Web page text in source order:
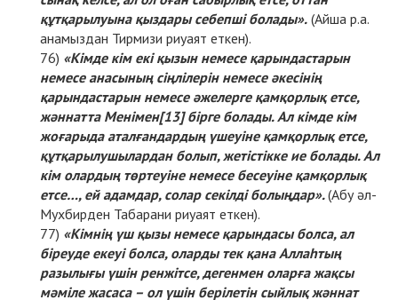
құтқарылуына қыздары себепші болады». (Айша р.а.
анамыздан Тирмизи риуаят еткен).
«Кімде кім екі қызын немесе қарындастарын
немесе анасының сіңлілерін немесе әкесінің
қарындастарын немесе әжелерге қамқорлық етсе,
жәннатта Менімен[13]бірге болады. Ал кімде кім
жоғарыда аталғандардың үшеуіне қамқорлық етсе,
құтқарылушылардан болып, жетістікке ие болады. Ал
кім олардың төртеуіне немесе бесеуіне қамқорлық
етсе…, ей адамдар, солар секілді болыңдар».(Абу әл-
Мухбирден Табарани риуаят еткен).
«Кімнің үш қызы немесе қарындасы болса, ал
біреуде екеуі болса, оларды тек қана Аллаһтың
разылығы үшін ренжітсе, дегенмен оларға жақсы
мәміле жасаса – ол үшін берілетін сыйлық жәннат